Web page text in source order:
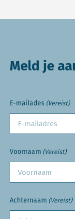
Meld je
E-mailades (Vereist)
Voornaam (Vereist)
Achternaam (Vereist)